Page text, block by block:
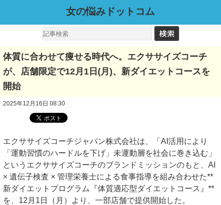
女の悩みドットコム
体質に合わせて痩せる時代へ。エクササイズコーチ
が、店舗限定で12月1日(月)、新ダイエットコースを
開始
2025年12月16日 08:30
エクササイズコーチジャパン株式会社は、「AI活用により
「運動習慣のハードルを下げ」未運動層を社会に巻き込む」
というエクササイズコーチのブランドミッションのもと、AI
× 遺伝子検査 × 管理栄養士による食事指導を組み合わせた**
新ダイエットプログラム『体質適応型ダイエットコース』**
を、12月1日（月）より、一部店舗で提供開始した。